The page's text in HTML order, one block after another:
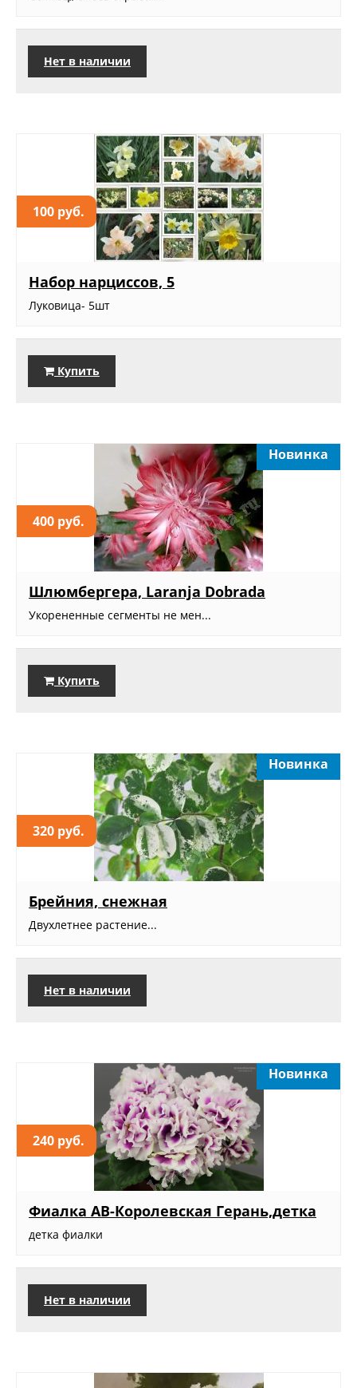
Нет в наличии
100 руб.
Набор нарциссов, 5
Луковица- 5шт
Купить
400 руб.
Новинка
Шлюмбергера, Laranja Dobrada
Укорененные сегменты не мен...
Купить
320 руб.
Новинка
Брейния, снежная
Двухлетнее растение...
Нет в наличии
240 руб.
Новинка
Фиалка АВ-Королевская Герань,детка
детка фиалки
Нет в наличии